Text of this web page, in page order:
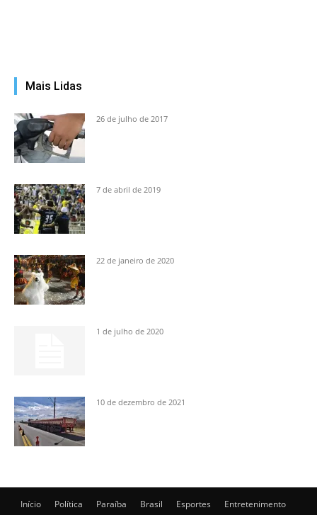
Mais Lidas
26 de julho de 2017
7 de abril de 2019
22 de janeiro de 2020
1 de julho de 2020
10 de dezembro de 2021
Início Política Paraíba Brasil Esportes
Entretenimento